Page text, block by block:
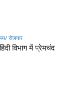
रोजगार
विभाग में प्रेमचंद